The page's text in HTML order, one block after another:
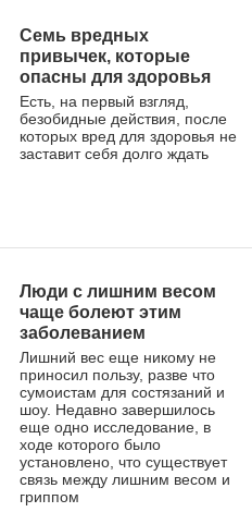
Семь вредных
привычек, которые
опасны для здоровья
Есть, на первый взгляд,
безобидные действия, после
которых вред для здоровья не
заставит себя долго ждать
Люди с лишним весом
чаще болеют этим
заболеванием
Лишний вес еще никому не
приносил пользу, разве что
сумоистам для состязаний и
шоу. Недавно завершилось
еще одно исследование, в
ходе которого было
установлено, что существует
связь между лишним весом и
гриппом